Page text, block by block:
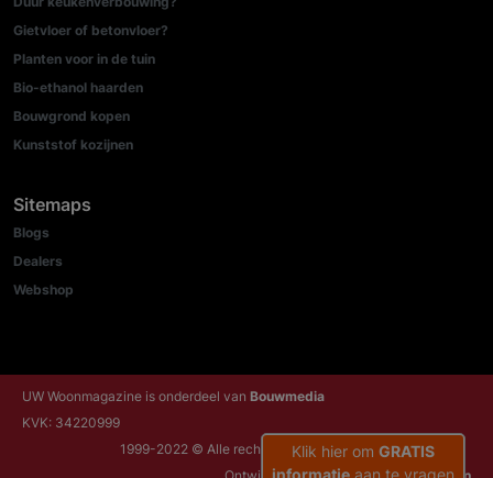
Gietvloer of betonvloer?
Planten voor in de tuin
Bio-ethanol haarden
Bouwgrond kopen
Kunststof kozijnen
Sitemaps
Blogs
Dealers
Webshop
UW Woonmagazine is onderdeel van Bouwmedia
KVK: 34220999
1999-2022 © Alle rechten voorbehouden
Klik hier om GRATIS
informatie aan te vragen